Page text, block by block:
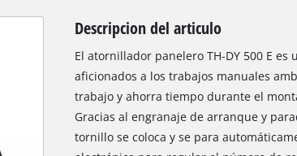
Descripcion del articulo
El atornillador panelero TH-DY 500 E
aficionados a los trabajos manuales
trabajo y ahorra tiempo durante el
Gracias al engranaje de arranque y
tornillo se coloca y se para